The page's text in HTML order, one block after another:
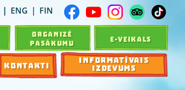
ENG FIN
ORGANIZĒ
PASĀKUMU
E-VEIKALS
KONTAKTI
INFORMATĪVAIS
IZDEVUMS